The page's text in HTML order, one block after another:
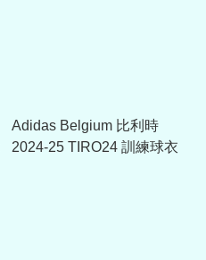
Adidas Belgium 比利時
2024-25 TIRO24 訓練球衣